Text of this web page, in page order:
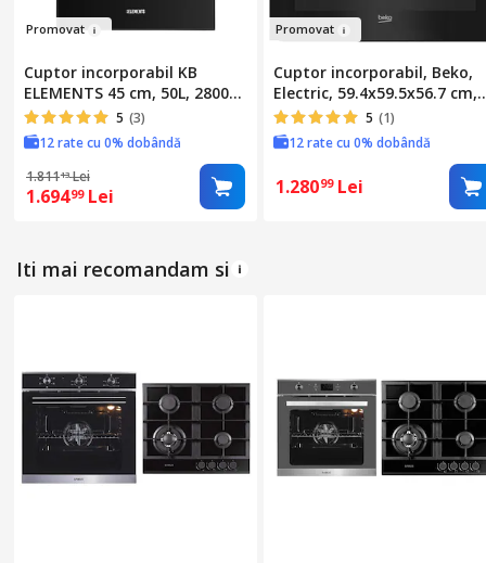
Promovat
Cuptor incorporabil KB
ELEMENTS 45 cm, 50L, 2800W,
9 functii, convectie, Aqua
Clean, control digital, clasa
A+
5 (3)
12 rate cu 0% dobândă
1.81113 Lei
1.69499 Lei
Promovat
Cuptor incorporabil, Beko,
Electric, 59.4x59.5x56.7 cm,
Negru
5 (1)
12 rate cu 0% dobândă
1.28099 Lei
Iti mai recomandam si